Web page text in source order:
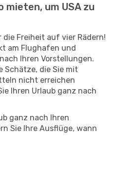
mieten, um USA zu
Freiheit auf vier Rädern!
am Flughafen und
Ihren Vorstellungen.
Schätze, die Sie mit
nicht erreichen
Ihren Urlaub ganz nach
ganz nach Ihren
Sie Ihre Ausflüge, wann